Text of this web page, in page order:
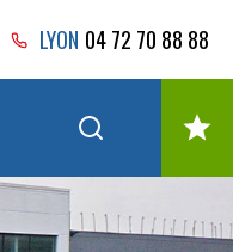
LYON 04 72 70 88 88